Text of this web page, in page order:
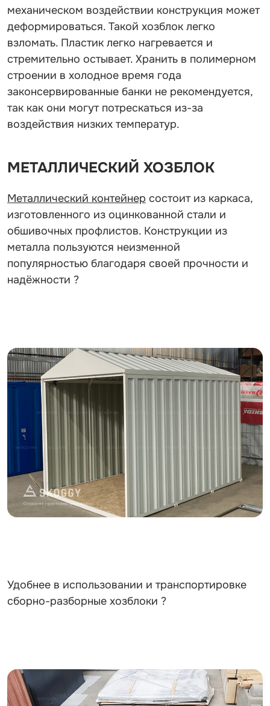
механическом воздействии конструкция может
деформироваться. Такой хозблок легко
взломать. Пластик легко нагревается и
стремительно остывает. Хранить в полимерном
строении в холодное время года
законсервированные банки не рекомендуется,
так как они могут потрескаться из-за
воздействия низких температур.
МЕТАЛЛИЧЕСКИЙ ХОЗБЛОК
Металлический контейнер состоит из каркаса,
изготовленного из оцинкованной стали и
обшивочных профлистов. Конструкции из
металла пользуются неизменной
популярностью благодаря своей прочности и
надёжности ?
Удобнее в использовании и транспортировке
сборно-разборные хозблоки ?